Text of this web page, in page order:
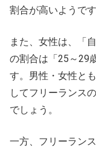
割合が高いようです
また、女性は、「
の割合は「25～29
す。男性・女性と
してフリーランス
でしょう。
一方、フリーラン